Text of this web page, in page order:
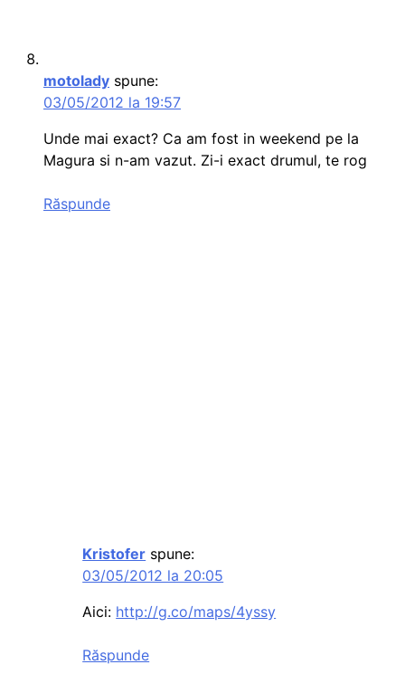
motolady spune:
03/05/2012 la 19:57
Unde mai exact? Ca am fost in weekend pe la
Magura si n-am vazut. Zi-i exact drumul, te rog
Răspunde
Kristofer spune:
03/05/2012 la 20:05
Aici: http://g.co/maps/4yssy
Răspunde